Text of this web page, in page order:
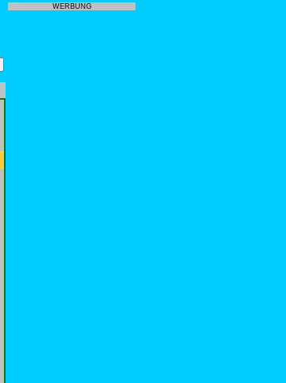
WERBUNG